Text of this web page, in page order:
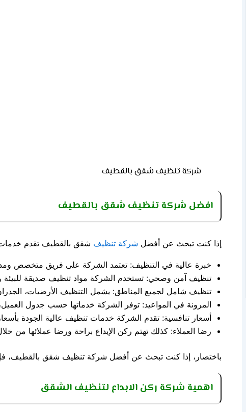
شركة تنظيف شقق بالقطيف
افضل شركة تنظيف شقق بالقطيف
إذا كنت تبحث عن أفضل شركة تنظيف شقق بالقطيف تقدم خدمات
خبرة عالية في التنظيف: تعتمد الشركة على فريق متخصص
تنظيف آمن وصحي: تستخدم الشركة مواد تنظيف صديقة للبيئة
تنظيف شامل لجميع المناطق: يشمل التنظيف الأرضيات،
المرونة في المواعيد: توفر الشركة خدماتها حسب جدول
أسعار تنافسية: تقدم الشركة خدمات تنظيف عالية الجودة
رضا العملاء: كذلك تهتم ركن الإبداع براحة ورضا عملائها من
باختصار، إذا كنت تبحث عن أفضل شركة تنظيف شقق بالقطيف، فإن
اهمية شركة ركن الابداع لتنظيف الشقق